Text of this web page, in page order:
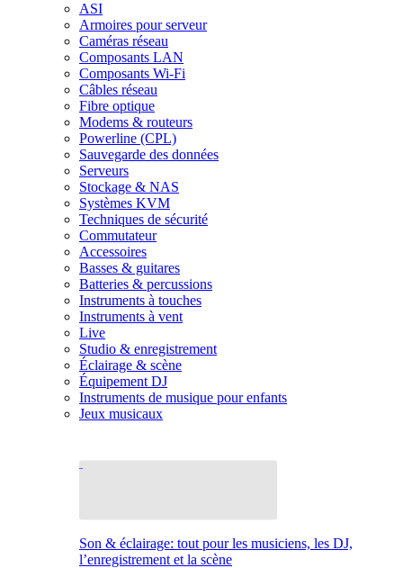
ASI
Armoires pour serveur
Caméras réseau
Composants LAN
Composants Wi-Fi
Câbles réseau
Fibre optique
Modems & routeurs
Powerline (CPL)
Sauvegarde des données
Serveurs
Stockage & NAS
Systèmes KVM
Techniques de sécurité
Commutateur
Accessoires
Basses & guitares
Batteries & percussions
Instruments à touches
Instruments à vent
Live
Studio & enregistrement
Éclairage & scène
Équipement DJ
Instruments de musique pour enfants
Jeux musicaux
Son & éclairage: tout pour les musiciens, les DJ,
l’enregistrement et la scène